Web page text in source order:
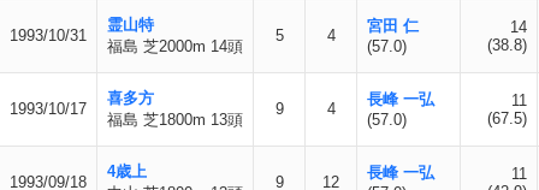
1993/10/31
霊山特
福島 芝2000m 14頭
5 4
宮田 仁
(57.0)
14
(38.8)
1993/10/17
喜多方
福島 芝1800m 13頭
9 4
長峰 一弘
(57.0)
11
(67.5)
1993/09/18
4歳上
9 12
長峰 一弘
11